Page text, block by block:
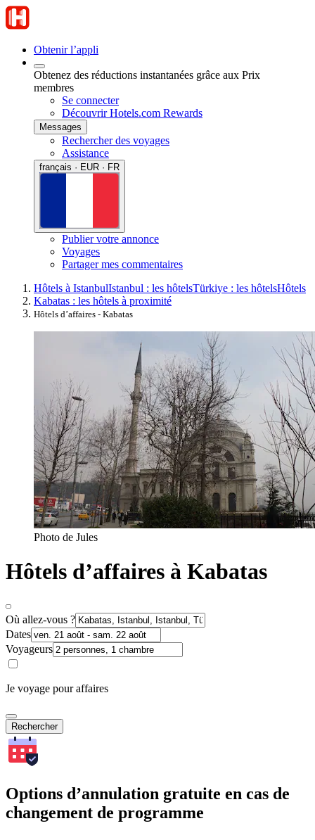
Obtenir l’appli
Obtenez des réductions instantanées grâce aux Prix
membres
Se connecter
Découvrir Hotels.com Rewards
Messages
Rechercher des voyages
Assistance
français · EUR · FR
Publier votre annonce
Voyages
Partager mes commentaires
Hôtels à IstanbulIstanbul : les hôtelsTürkiye : les hôtelsHôtels
Kabatas : les hôtels à proximité
Hôtels d’affaires - Kabatas
Photo de Jules
Hôtels d’affaires à Kabatas
Où allez-vous ?
Dates
Voyageurs
Je voyage pour affaires
Rechercher
Options d’annulation gratuite en cas de
changement de programme